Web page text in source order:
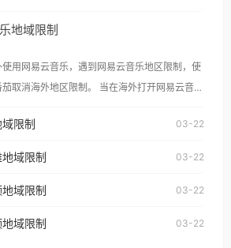
台湾、美国、加拿
他音乐平台一样，出现地区及版权限制问题，且
国大陆地区播放。 遇到这个问题的朋友们，
茄回国加速器，即可解决「海外用户收听腾讯
、美国、加拿大、澳大利亚、欧洲等国家和地区
所困扰。
地域限制
使用网易云音乐，遇到网易云音乐地区限制，使
消海外地区限制。 当在海外打开网易云音
。 海外用户如香港、澳门、台湾、美
加拿大、澳大利亚、欧洲等国家和地区时，网易
，且仅能在中国大陆地区播放。 遇到这个问题
听网易云音乐地区版权限制」的问题，无论人在
限制 03-22
域限制 03-22
域限制 03-22
域限制 03-22